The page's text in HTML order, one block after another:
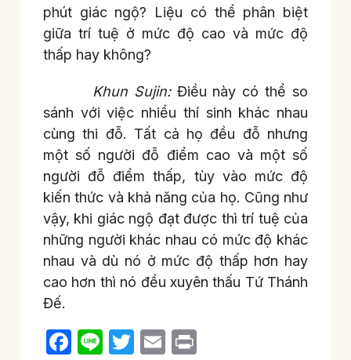
phút giác ngộ? Liệu có thể phân biệt
giữa trí tuệ ở mức độ cao và mức độ
thấp hay không?
Khun Sujin:Điều này có thể so
sánh với việc nhiều thí sinh khác nhau
cùng thi đỗ. Tất cả họ đều đỗ nhưng
một số người đỗ điểm cao và một số
người đỗ điểm thấp, tùy vào mức độ
kiến thức và khả năng của họ. Cũng như
vậy, khi giác ngộ đạt được thì trí tuệ của
những người khác nhau có mức độ khác
nhau và dù nó ở mức độ thấp hơn hay
cao hơn thì nó đều xuyên thấu Tứ Thánh
Đế.
F
Li T
E